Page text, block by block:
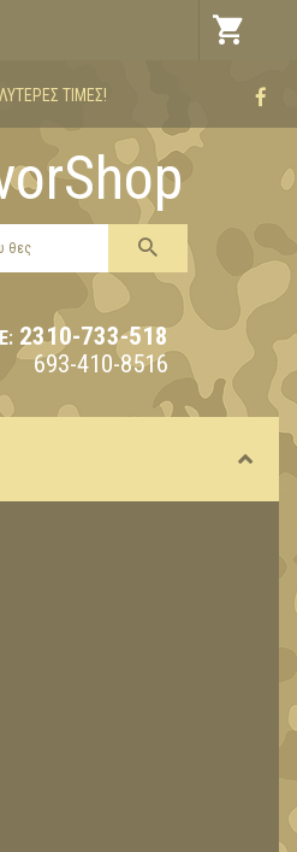
ΤΙΜΈΣ!
2310-733-518
693-410-8516